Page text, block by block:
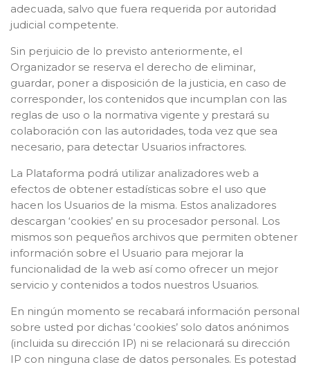
adecuada, salvo que fuera requerida por autoridad
judicial competente.
Sin perjuicio de lo previsto anteriormente, el
Organizador se reserva el derecho de eliminar,
guardar, poner a disposición de la justicia, en caso de
corresponder, los contenidos que incumplan con las
reglas de uso o la normativa vigente y prestará su
colaboración con las autoridades, toda vez que sea
necesario, para detectar Usuarios infractores.
La Plataforma podrá utilizar analizadores web a
efectos de obtener estadísticas sobre el uso que
hacen los Usuarios de la misma. Estos analizadores
descargan ‘cookies’ en su procesador personal. Los
mismos son pequeños archivos que permiten obtener
información sobre el Usuario para mejorar la
funcionalidad de la web así como ofrecer un mejor
servicio y contenidos a todos nuestros Usuarios.
En ningún momento se recabará información personal
sobre usted por dichas ‘cookies’ solo datos anónimos
(incluida su dirección IP) ni se relacionará su dirección
IP con ninguna clase de datos personales. Es potestad